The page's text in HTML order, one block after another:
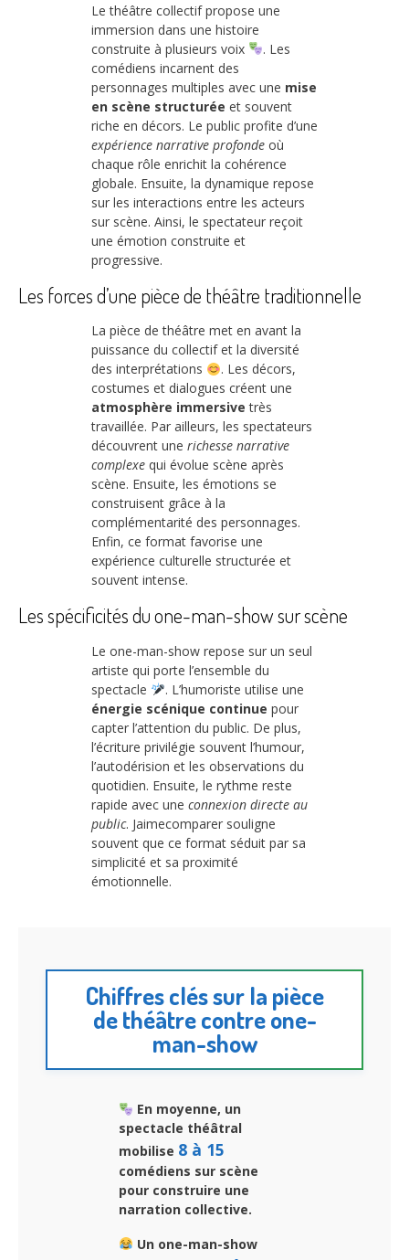
Le théâtre collectif propose une
immersion dans une histoire
construite à plusieurs voix
. Les
comédiens incarnent des
personnages multiples avec une mise
en scène structurée et souvent
riche en décors. Le public profite d’une
expérience narrative profonde où
chaque rôle enrichit la cohérence
globale. Ensuite, la dynamique repose
sur les interactions entre les acteurs
sur scène. Ainsi, le spectateur reçoit
une émotion construite et
progressive.
Les forces d’une pièce de théâtre traditionnelle
La pièce de théâtre met en avant la
puissance du collectif et la diversité
des interprétations
. Les décors,
costumes et dialogues créent une
atmosphère immersive très
travaillée. Par ailleurs, les spectateurs
découvrent une richesse narrative
complexe qui évolue scène après
scène. Ensuite, les émotions se
construisent grâce à la
complémentarité des personnages.
Enfin, ce format favorise une
expérience culturelle structurée et
souvent intense.
Les spécificités du one-man-show sur scène
Le one-man-show repose sur un seul
artiste qui porte l’ensemble du
spectacle
. L’humoriste utilise une
énergie scénique continue pour
capter l’attention du public. De plus,
l’écriture privilégie souvent l’humour,
l’autodérision et les observations du
quotidien. Ensuite, le rythme reste
rapide avec une connexion directe au
public. Jaimecomparer souligne
souvent que ce format séduit par sa
simplicité et sa proximité
émotionnelle.
Chiffres clés sur la pièce
de théâtre contre one-
man-show
En moyenne, un
spectacle théâtral
mobilise 8 à 15
comédiens sur scène
pour construire une
narration collective.
Un one-man-show